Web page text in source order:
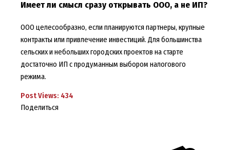
Имеет ли смысл сразу открывать ООО, а не ИП?
ООО целесообразно, если планируются партнеры, крупные
контракты или привлечение инвестиций. Для большинства
сельских и небольших городских проектов на старте
достаточно ИП с продуманным выбором налогового
режима.
Post Views: 434
Поделиться